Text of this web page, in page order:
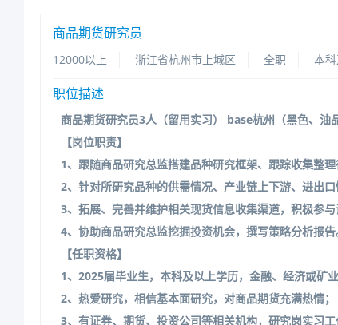
商品期货研究员
12000以上 浙江省杭州市上城区 全职 本
职位描述
商品期货研究员3人（留用实习）base杭州（黑色、油
【岗位职责】
1、跟随商品研究总监搭建品种研究框架、跟踪收集整
2、针对所研究品种的供需情况、产业链上下游、进出
3、拓展、完善并维护相关现货信息收集渠道，积极参
4、协助商品研究总监挖掘投资机会，撰写策略分析报告
【任职资格】
1、2025届毕业生，本科及以上学历，金融、经济或矿
2、热爱研究，相信基本面研究，对商品期货充满热情；
3、有证券、期货、投资公司等相关机构，研究岗实习工